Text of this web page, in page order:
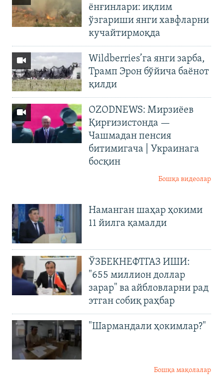
ёнғинлари: иқлим
ўзгариши янги хавфларни
кучайтирмоқда
Wildberries’га янги зарба,
Трамп Эрон бўйича баёнот
қилди
OZODNEWS: Мирзиёев
Қирғизистонда —
Чашмадан пенсия
битимигача | Украинага
босқин
Бошқа видеолар
Наманган шаҳар ҳокими
11 йилга қамалди
ЎЗБЕКНЕФТГАЗ ИШИ:
"655 миллион доллар
зарар" ва айбловларни рад
этган собиқ раҳбар
"Шармандали ҳокимлар?"
Бошқа мақолалар